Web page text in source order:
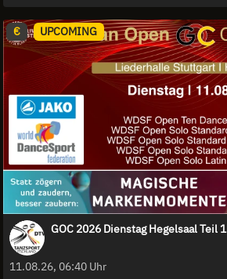
€ UPCOMING
GOC 2026 Dienstag Hegelsaal Teil 1
11.08.26, 06:40 Uhr